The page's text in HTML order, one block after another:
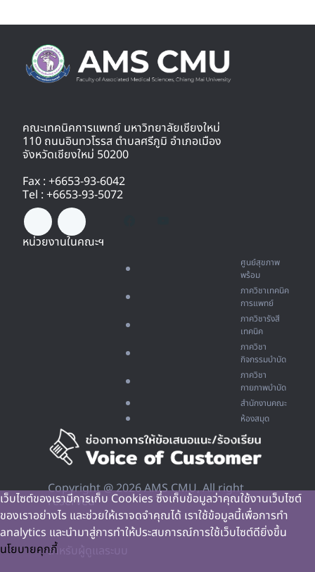
คณะเทคนิคการแพทย์ มหาวิทยาลัยเชียงใหม่
110 ถนนอินทวโรรส ตำบลศรีภูมิ อำเภอเมือง
จังหวัดเชียงใหม่ 50200
Fax : +6653-93-6042
Tel : +6653-93-5072
หน่วยงานในคณะฯ
ศูนย์สุขภาพ
พร้อม
ภาควิชาเทคนิค
การแพทย์
ภาควิชารังสี
เทคนิค
ภาควิชา
กิจกรรมบำบัด
ภาควิชา
กายภาพบำบัด
สำนักงานคณะ
ห้องสมุด
Copyright @ 2026 AMS CMU, All right
reserved
สำหรับผู้ดูแลระบบ
เว็บไซต์ของเรามีการเก็บ Cookies ซึ่งเก็บข้อมูลว่าคุณใช้งานเว็บไซต์
ของเราอย่างไร และช่วยให้เราจดจำคุณได้ เราใช้ข้อมูลนี้เพื่อการทำ
analytics และนำมาสู่การทำให้ประสบการณ์การใช้เว็บไซต์ดียิ่งขึ้น
นโยบายคุกกี้